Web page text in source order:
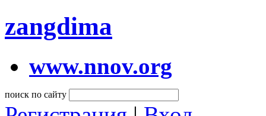
zangdima
www.nnov.org
поиск по сайту